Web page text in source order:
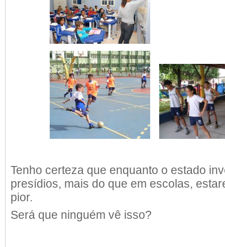
Tenho certeza que enquanto o estado
presídios, mais do que em escolas,
pior.
Será que ninguém vê isso?